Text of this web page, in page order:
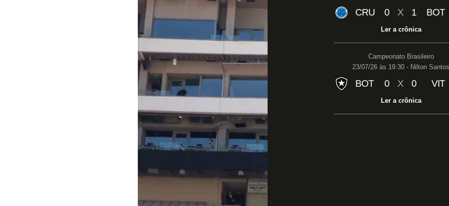
CRU 0 X 1 BOT
Ler a crônica
Campeonato Brasileiro
23/07/26 às 19:30 - Nilton Santos
BOT 0 X 0 VIT
Ler a crônica